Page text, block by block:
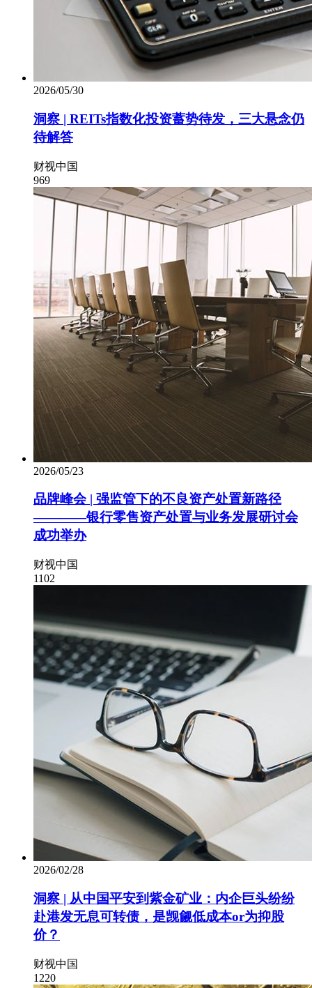
2026/05/30
洞察 | REITs指数化投资蓄势待发，三大悬念仍
待解答
财视中国
969
2026/05/23
品牌峰会 | 强监管下的不良资产处置新路径
————银行零售资产处置与业务发展研讨会
成功举办
财视中国
1102
2026/02/28
洞察 | 从中国平安到紫金矿业：内企巨头纷纷
赴港发无息可转债，是觊觎低成本or为抑股
价？
财视中国
1220